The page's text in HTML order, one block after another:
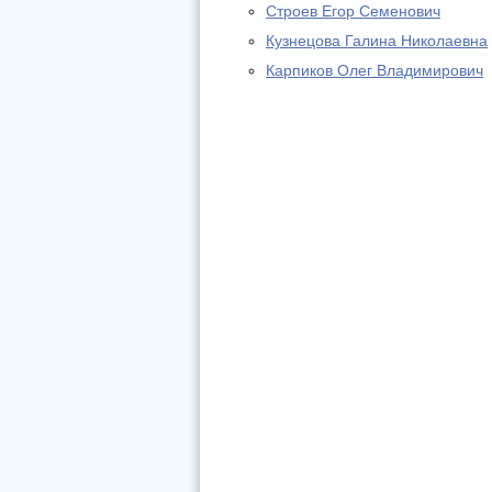
Строев Егор Семенович
Кузнецова Галина Николаевна
Карпиков Олег Владимирович